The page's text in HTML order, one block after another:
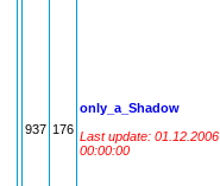
937 176
only_a_Shadow
Last update: 01.12.2006
00:00:00